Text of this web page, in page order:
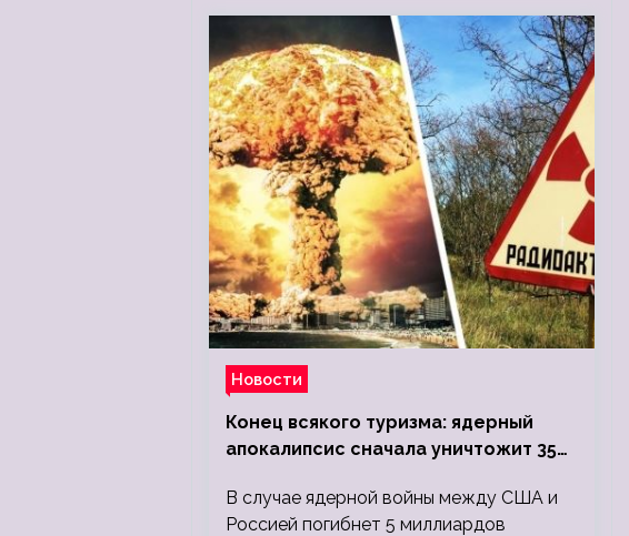
Новости
Конец всякого туризма: ядерный
апокалипсис сначала уничтожит 350
людей
В случае ядерной войны между США и
Россией погибнет 5 миллиардов